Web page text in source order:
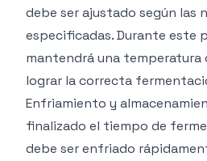
debe ser ajustado según las
especificadas. Durante este
mantendrá una
lograr la correcta
Enfriamiento y
finalizado el tiempo de
debe ser enfriado